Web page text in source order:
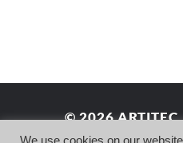
© 2026ARTITEC
We use cookies on our